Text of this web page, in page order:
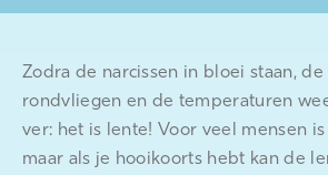
Zodra de narcissen in bloei staan,
rondvliegen en de temperaturen
ver: het is lente! Voor veel mensen
maar als je hooikoorts hebt kan de